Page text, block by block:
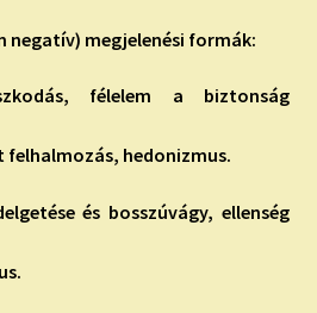
negatív) megjelenési formák:
félelem a biztonság
hedonizmus.
és bosszúvágy, ellenség